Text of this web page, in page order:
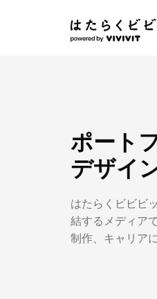
ポート
デザイ
はたらくビビビ
結するメディアで
制作、キャリア